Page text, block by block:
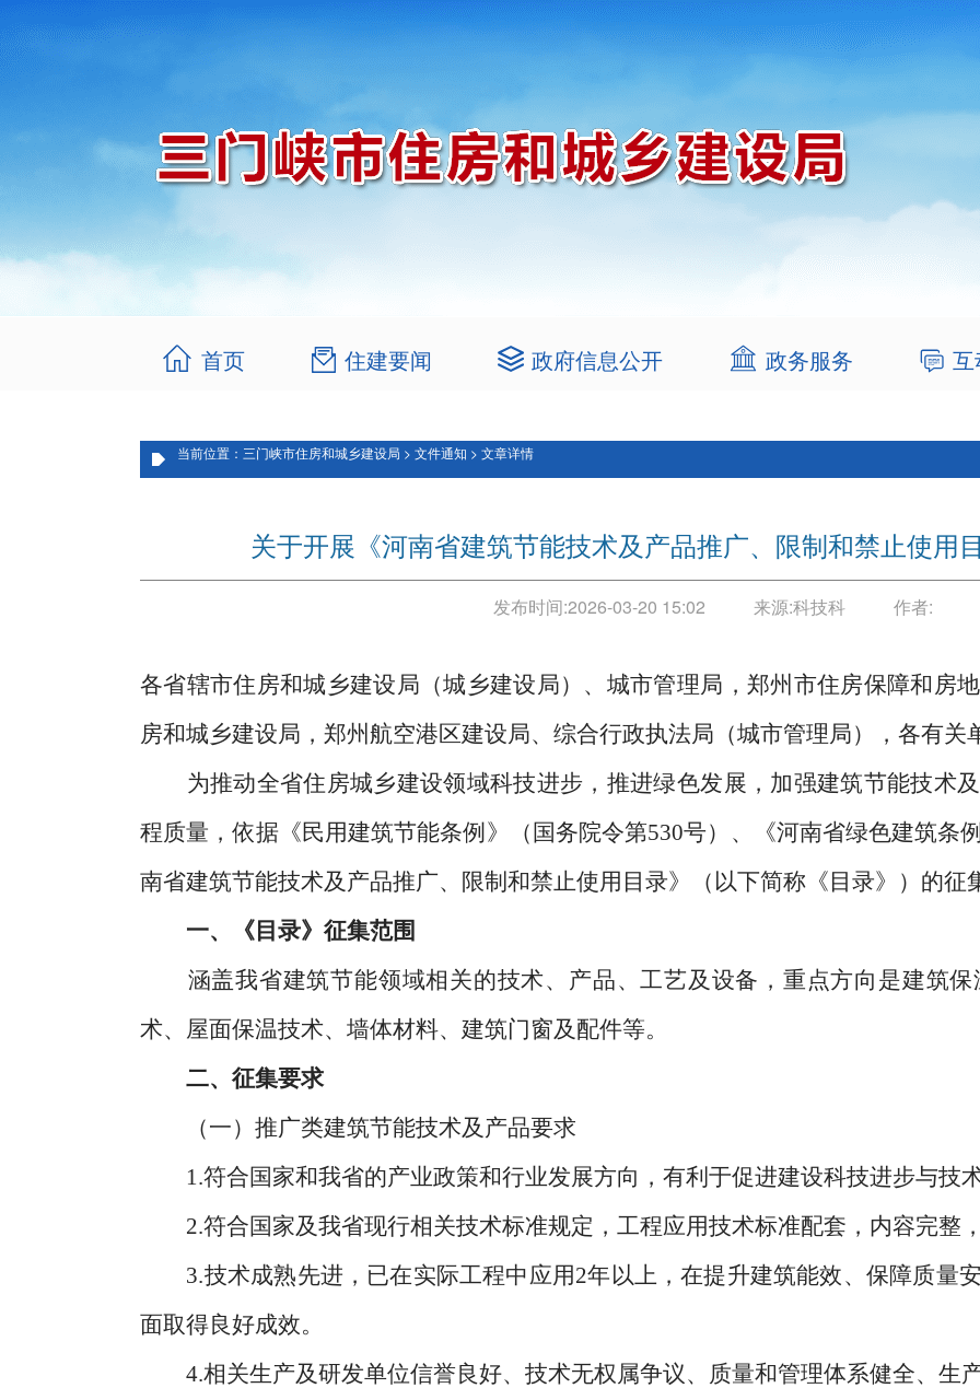
首页 住建要闻 政府信息公开 政务服务
当前位置：三门峡市住房和城乡建设局 > 文件通知 > 文章详情
关于开展《河南省建筑节能技术及产品推广、限制和禁止使用
发布时间:2026-03-20 15:02 来源:科技科 作者:
各省辖市住房和城乡建设局（城乡建设局）、城市管理局，郑州市住房保障和房
房和城乡建设局，郑州航空港区建设局、综合行政执法局（城市管理局），各有关
为推动全省住房城乡建设领域科技进步，推进绿色发展，加强建筑节能技术
程质量，依据《民用建筑节能条例》（国务院令第530号）、《河南省绿色建筑条
南省建筑节能技术及产品推广、限制和禁止使用目录》（以下简称《目录》）的征
一、《目录》征集范围
涵盖我省建筑节能领域相关的技术、产品、工艺及设备，重点方向是建筑保
术、屋面保温技术、墙体材料、建筑门窗及配件等。
二、征集要求
（一）推广类建筑节能技术及产品要求
1.符合国家和我省的产业政策和行业发展方向，有利于促进建设科技进步与技术
2.符合国家及我省现行相关技术标准规定，工程应用技术标准配套，内容完整，
3.技术成熟先进，已在实际工程中应用2年以上，在提升建筑能效、保障质量
面取得良好成效。
4.相关生产及研发单位信誉良好、技术无权属争议、质量和管理体系健全、生产